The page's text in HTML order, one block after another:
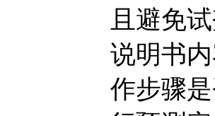
且避免
说明书
作步骤